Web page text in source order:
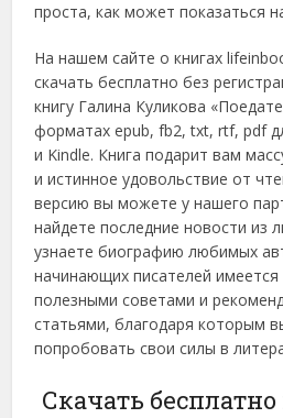
проста, как может показаться
На нашем сайте о книгах
скачать бесплатно без
книгу Галина Куликова
форматах epub, fb2, txt, rtf, pdf
и Kindle. Книга подарит вам
и истинное удовольствие от
версию вы можете у нашего
найдете последние новости из
узнаете биографию любимых
начинающих писателей
полезными советами и
статьями, благодаря которым
попробовать свои силы в
Скачать